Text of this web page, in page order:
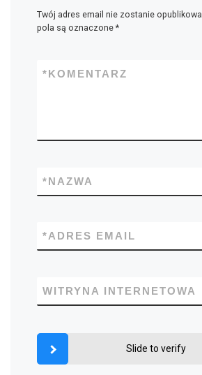
Twój adres email nie zostanie
pola są oznaczone *
KOMENTARZ
*
NAZWA
*
ADRES EMAIL
*
WITRYNA INTERNETOWA
Slide to verify